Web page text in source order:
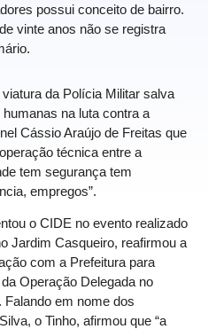
possui conceito de bairro.
vinte anos não se registra
viatura da Polícia Militar salva
na luta contra a
Cássio Araújo de Freitas que
técnica entre a
tem segurança tem
empregos”.
o CIDE no evento realizado
Jardim Casqueiro, reafirmou a
com a Prefeitura para
Operação Delegada no
Falando em nome dos
o Tinho, afirmou que “a